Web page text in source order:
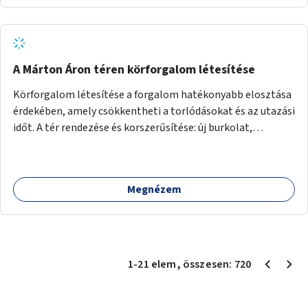
A Márton Áron téren körforgalom létesítése
Körforgalom létesítése a forgalom hatékonyabb elosztása
érdekében, amely csökkentheti a torlódásokat és az utazási
időt. A tér rendezése és korszerűsítése: új burkolat,
időznek.
Megnézem
1-21 elem, összesen: 720